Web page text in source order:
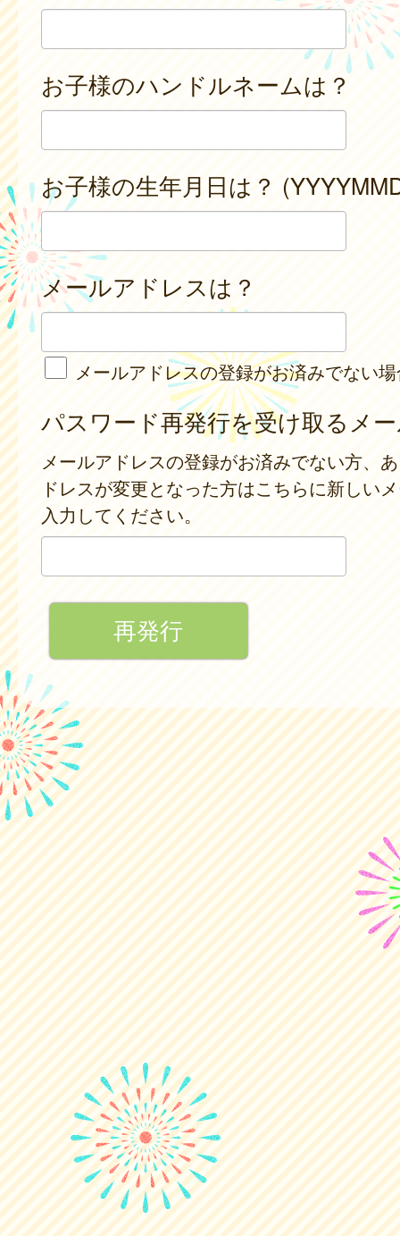
お子様のハンドルネームは？
お子様の生年月日は？
メールアドレスは？
メールアドレスの登録がお済みでない
パスワード再発行を受け取るメ
メールアドレスの登録がお済みでない方、
ドレスが変更となった方はこちらに新しい
入力してください。